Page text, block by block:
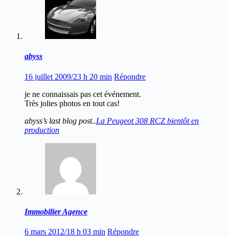
abyss
16 juillet 2009/23 h 20 min Répondre
je ne connaissais pas cet événement.
Très jolies photos en tout cas!
abyss’s last blog post..La Peugeot 308 RCZ bientôt en
production
Immobilier Agence
6 mars 2012/18 h 03 min Répondre